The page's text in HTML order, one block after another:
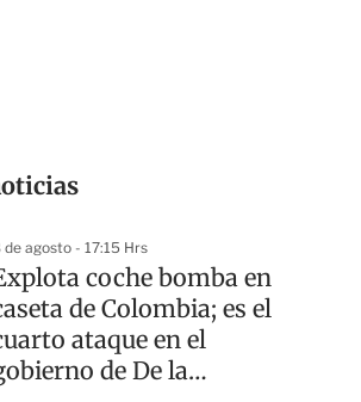
de agosto - 17:15 Hrs
coche bomba en
de Colombia; es el
ataque en el
de De la